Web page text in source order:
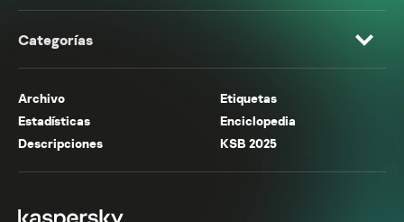
Categorías
Archivo
Etiquetas
Estadísticas
Enciclopedia
Descripciones
KSB 2025